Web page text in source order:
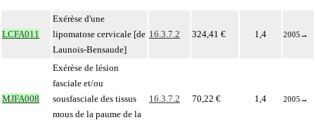
LCFA011
Exérèse d'une
lipomatose cervicale [de
Launois-Bensaude]
16.3.7.2 324,41 € 1,4 2005 →
MJFA008
Exérèse de lésion
fasciale et/ou
sousfasciale des tissus
mous de la paume de la
16.3.7.2 70,22 € 1,4 2005 →